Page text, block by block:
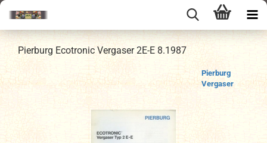
Pierburg Ecotronic Vergaser 2E-E 8.1987
Pierburg
Vergaser